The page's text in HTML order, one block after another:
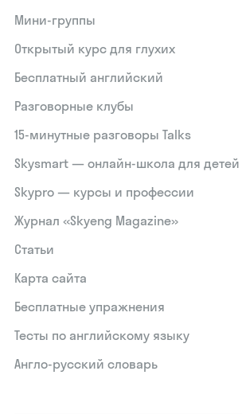
Мини-группы
Открытый курс для глухих
Бесплатный английский
Разговорные клубы
15‑минутные разговоры Talks
Skysmart — онлайн-школа для детей
Skypro — курсы и профессии
Журнал «Skyeng Magazine»
Статьи
Карта сайта
Бесплатные упражнения
Тесты по английскому языку
Англо-русский словарь